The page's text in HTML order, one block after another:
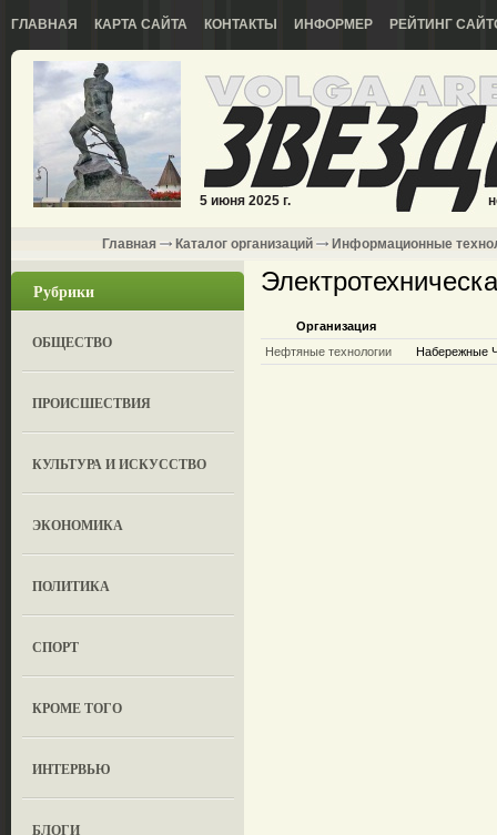
ГЛАВНАЯ КАРТА САЙТА КОНТАКТЫ ИНФОРМЕР РЕЙТИНГ
5 июня 2025 г.
Главная Каталог организаций Информационные
Рубрики
ОБЩЕСТВО
ПРОИСШЕСТВИЯ
КУЛЬТУРА И ИСКУССТВО
ЭКОНОМИКА
ПОЛИТИКА
СПОРТ
КРОМЕ ТОГО
ИНТЕРВЬЮ
БЛОГИ
Организация
Нефтяные технологии
Набережные